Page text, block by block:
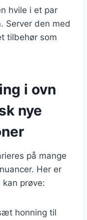
hvile i et par
Server den med
tilbehør som
i ovn
nye
på mange
Her er
prøve:
honning til